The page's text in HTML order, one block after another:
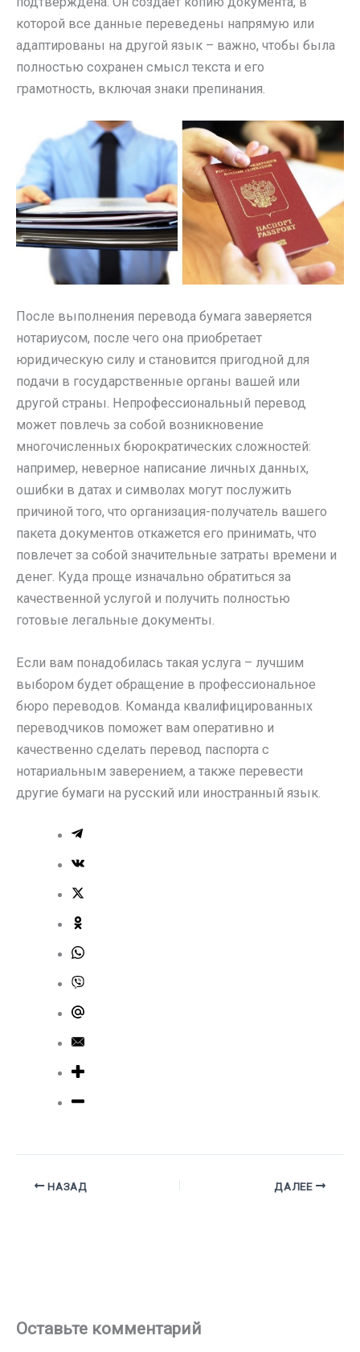
которой все данные переведены напрямую или
адаптированы на другой язык – важно, чтобы была
полностью сохранен смысл текста и его
грамотность, включая знаки препинания.
После выполнения перевода бумага заверяется
нотариусом, после чего она приобретает
юридическую силу и становится пригодной для
подачи в государственные органы вашей или
другой страны. Непрофессиональный перевод
может повлечь за собой возникновение
многочисленных бюрократических сложностей:
например, неверное написание личных данных,
ошибки в датах и символах могут послужить
причиной того, что организация-получатель вашего
пакета документов откажется его принимать, что
повлечет за собой значительные затраты времени и
денег. Куда проще изначально обратиться за
качественной услугой и получить полностью
готовые легальные документы.
Если вам понадобилась такая услуга – лучшим
выбором будет обращение в профессиональное
бюро переводов. Команда квалифицированных
переводчиков поможет вам оперативно и
качественно сделать перевод паспорта с
нотариальным заверением, а также перевести
другие бумаги на русский или иностранный язык.
НАЗАД ДАЛЕЕ
Оставьте комментарий